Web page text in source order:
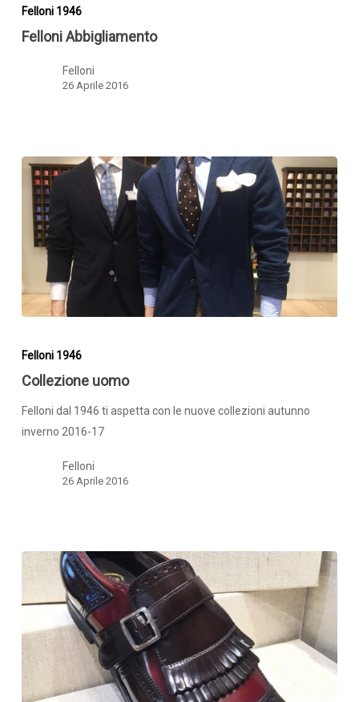
Abbigliamento
Felloni 1946
Felloni Abbigliamento
Felloni
26 Aprile 2016
uomo
Felloni 1946
Collezione uomo
Felloni dal 1946 ti aspetta con le nuove collezioni autunno
inverno 2016-17
Felloni
26 Aprile 2016